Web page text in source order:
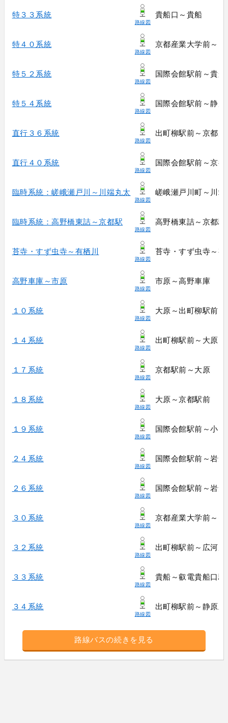
特３３系統
路線図
貴船口～貴船
特４０系統
路線図
京都産業大学前～
特５２系統
路線図
国際会館駅前～貴船
特５４系統
路線図
国際会館駅前～静
直行３６系統
路線図
出町柳駅前～京都
直行４０系統
路線図
国際会館駅前～京
臨時系統：嵯峨瀬戸川～川端丸太
路線図
嵯峨瀬戸川町～川
臨時系統：高野橋東詰～京都駅
路線図
高野橋東詰～京都駅
苔寺・すず虫寺～有栖川
路線図
苔寺・すず虫寺～
高野車庫～市原
路線図
市原～高野車庫
１０系統
路線図
大原～出町柳駅前
１４系統
路線図
出町柳駅前～大原
１７系統
路線図
京都駅前～大原
１８系統
路線図
大原～京都駅前
１９系統
路線図
国際会館駅前～小出
２４系統
路線図
国際会館駅前～岩
２６系統
路線図
国際会館駅前～岩倉
３０系統
路線図
京都産業大学前～
３２系統
路線図
出町柳駅前～広河原
３３系統
路線図
貴船～叡電貴船口駅
３４系統
路線図
出町柳駅前～静原
路線バスの続きを見る